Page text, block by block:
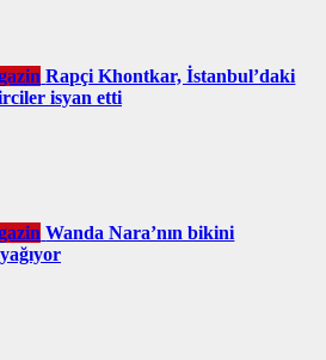
Rapçi Khontkar, İstanbul’daki
isyan etti
Wanda Nara’nın bikini